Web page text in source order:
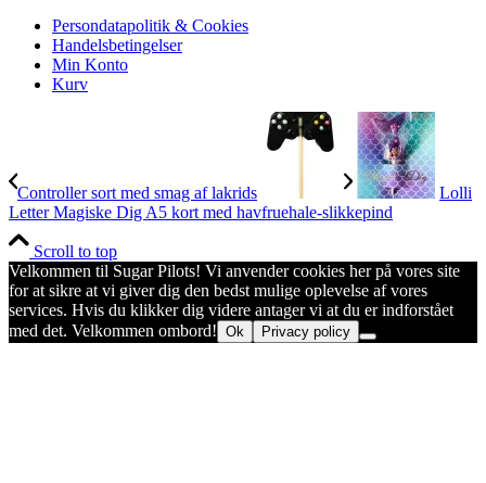
Persondatapolitik & Cookies
Handelsbetingelser
Min Konto
Kurv
Controller sort med smag af lakrids
Lolli
Letter Magiske Dig A5 kort med havfruehale-slikkepind
Scroll to top
Velkommen til Sugar Pilots! Vi anvender cookies her på vores site
for at sikre at vi giver dig den bedst mulige oplevelse af vores
services. Hvis du klikker dig videre antager vi at du er indforstået
med det. Velkommen ombord! Ok Privacy policy